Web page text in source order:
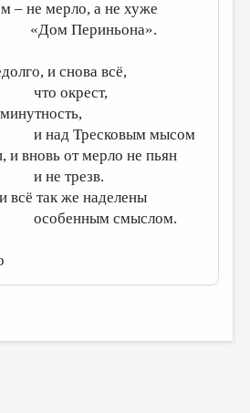
– не мерло, а не хуже
и снова всё,
мысом
и вновь от мерло не пьян
всё так же наделены
смыслом.